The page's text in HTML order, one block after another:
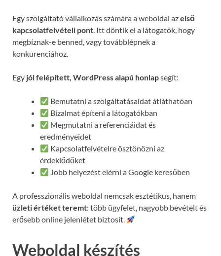
Egy szolgáltató vállalkozás számára a weboldal azelső
kapcsolatfelvételi pont. Itt döntik el a látogatók, hogy
megbíznak-e benned, vagy továbblépnek a
konkurenciához.
Egy jól felépített, WordPress alapú honlapsegít:
Bemutatni a szolgáltatásaidat átláthatóan
Bizalmat építeni a látogatókban
Megmutatni a referenciáidat és
eredményeidet
Kapcsolatfelvételre ösztönözni az
érdeklődőket
Jobb helyezést elérni a Google keresőben
A professzionális weboldal nemcsak esztétikus, hanem
üzleti értéket teremt: több ügyfelet, nagyobb bevételt és
erősebb online jelenlétet biztosít.
Weboldal készítés